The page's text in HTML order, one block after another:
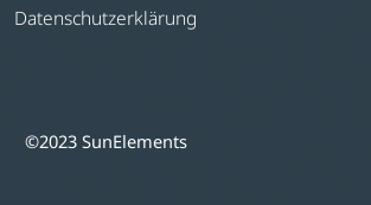
Datenschutzerklärung
©2023 SunElements